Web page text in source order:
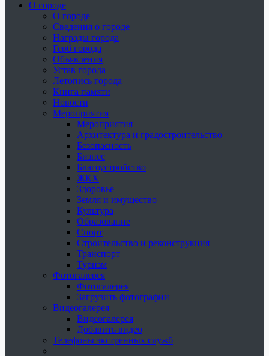
О городе
О городе
Сведения о городе
Награды города
Герб города
Объявления
Устав города
Летопись города
Книга памяти
Новости
Мероприятия
Мероприятия
Архитектура и градостроительство
Безопасность
Бизнес
Благоустройство
ЖКХ
Здоровье
Земля и имущество
Культура
Образование
Спорт
Строительство и реконструкция
Транспорт
Туризм
Фотогалерея
Фотогалерея
Загрузить фотографии
Видеогалерея
Видеогалерея
Добавить видео
Телефоны экстренных служб